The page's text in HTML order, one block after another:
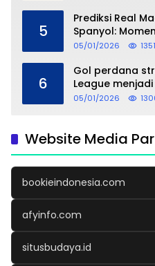
5
Prediksi Real
Spanyol:
Taruhan
05/01/2026 1351
6
Gol perdana
League
05/01/2026
Website Media
bookieindonesia.com
afyinfo.com
situsbudaya.id